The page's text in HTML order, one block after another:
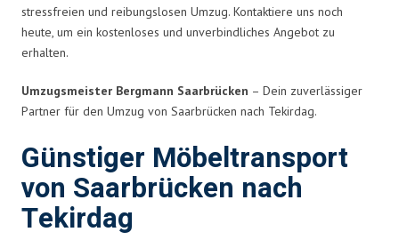
stressfreien und reibungslosen Umzug. Kontaktiere uns noch
heute, um ein kostenloses und unverbindliches Angebot zu
erhalten.
Umzugsmeister Bergmann Saarbrücken – Dein zuverlässiger
Partner für den Umzug von Saarbrücken nach Tekirdag.
Günstiger Möbeltransport
von Saarbrücken nach
Tekirdag